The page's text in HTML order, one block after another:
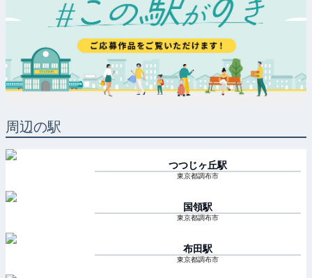
周辺の駅
つつじヶ丘駅
東京都調布市
国領駅
東京都調布市
布田駅
東京都調布市